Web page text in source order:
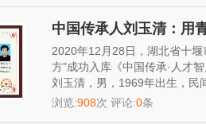
中国传承人刘玉清：用
2020年12月28日，湖北省十
方”成功入库《中国传承·人才
刘玉清，男，1969年出生，民
浏览:908次 评论:0条